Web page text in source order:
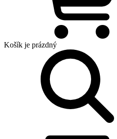
Košík je prázdný